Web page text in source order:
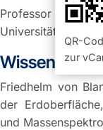
QR-
zur
Professor der
Universität Berlin
Friedhelm von
der
und